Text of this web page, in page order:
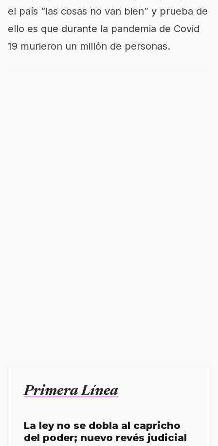
el país “las cosas no van bien” y prueba de
ello es que durante la pandemia de Covid
19 murieron un millón de personas.
Primera Línea
La ley no se dobla al capricho
del poder; nuevo revés judicial